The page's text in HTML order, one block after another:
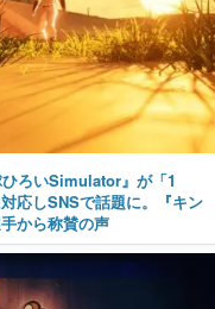
ろいSimulator』が「1
応しSNSで話題に。『キン
から称賛の声